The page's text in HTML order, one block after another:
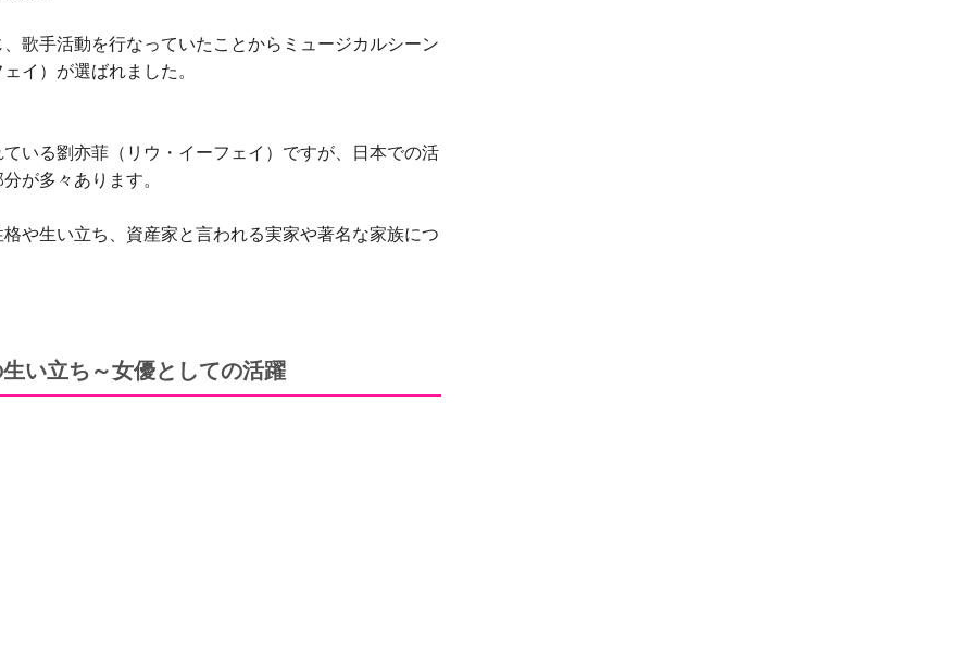
歌手活動を行なっていたことからミュージカルシーン
イ）が選ばれました。
いる劉亦菲（リウ・イーフェイ）ですが、日本での活
が多々あります。
や生い立ち、資産家と言われる実家や著名な家族につ
い立ち～女優としての活躍